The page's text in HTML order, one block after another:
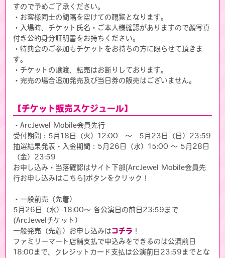
すので予めご了承ください。
・お客様同士の間隔を空けての観覧となります。
・入場時、チケット氏名・ご本人様確認がありますので顔写真
付き公的身分証明書をお持ちください。
・特典会のご参加もチケットをお持ちの方に限らせて頂きま
す。
・チケットの譲渡、転売はお断りしております。
・完売の場合追加発売及び当日券の販売はございません。
【チケット販売スケジュール】
・ArcJewel Mobile会員先行
受付期間：5月18日（火）12:00 ～ 5月23日（日）23:59
抽選結果発表・入金期間：5月26日（水）15:00 ～ 5月28日
（金）23:59
お申し込み・当落確認はサイト下部[ArcJewel Mobile会員先
行お申し込みはこちら]ボタンをクリック！
・一般前売（先着）
5月26日（水）18:00～ 各公演日の前日23:59まで
(ArcJewelチケット）
一般発売（先着）お申し込みはコチラ ！
ファミリーマート店舗支払で申込みをできるのは公演前日
18:00まで、クレジットカード支払は公演前日23:59までとな